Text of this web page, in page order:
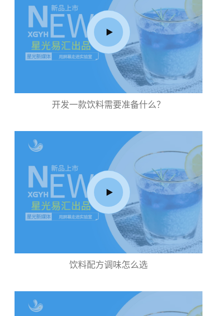
开发一款饮料需要准备什么？
饮料配方调味怎么选